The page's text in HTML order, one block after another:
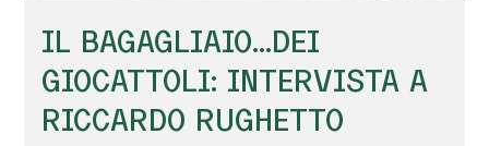
IL BAGAGLIAIO...DEI
GIOCATTOLI: INTERVISTA A
RICCARDO RUGHETTO